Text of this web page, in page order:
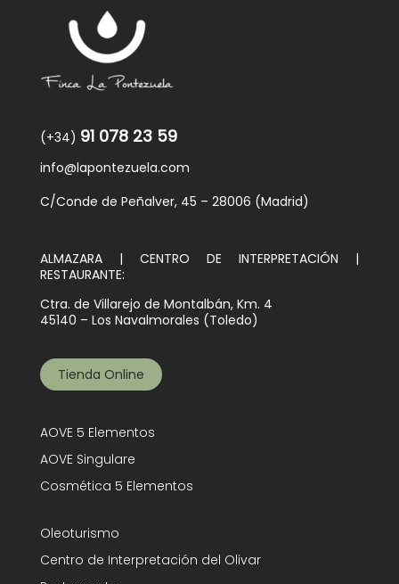
(+34) 91 078 23 59
info@lapontezuela.com
C/Conde de Peñalver, 45 – 28006 (Madrid)
ALMAZARA | CENTRO DE INTERPRETACIÓN |
RESTAURANTE:
Ctra. de Villarejo de Montalbán, Km. 4
45140 – Los Navalmorales (Toledo)
Tienda Online
AOVE 5 Elementos
AOVE Singulare
Cosmética 5 Elementos
Oleoturismo
Centro de Interpretación del Olivar